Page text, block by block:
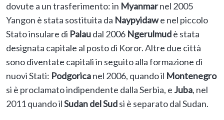
dovute a un trasferimento: in Myanmarnel 2005
Yangon è stata sostituita da Naypyidawe nel piccolo
Stato insulare di Palaudal 2006 Ngerulmudè stata
designata capitale al posto di Koror. Altre due città
sono diventate capitali in seguito alla formazione di
nuovi Stati: Podgoricanel 2006, quando il Montenegro
si è proclamato indipendente dalla Serbia, e Juba, nel
2011 quando ilSudan del Sudsi è separato dal Sudan.